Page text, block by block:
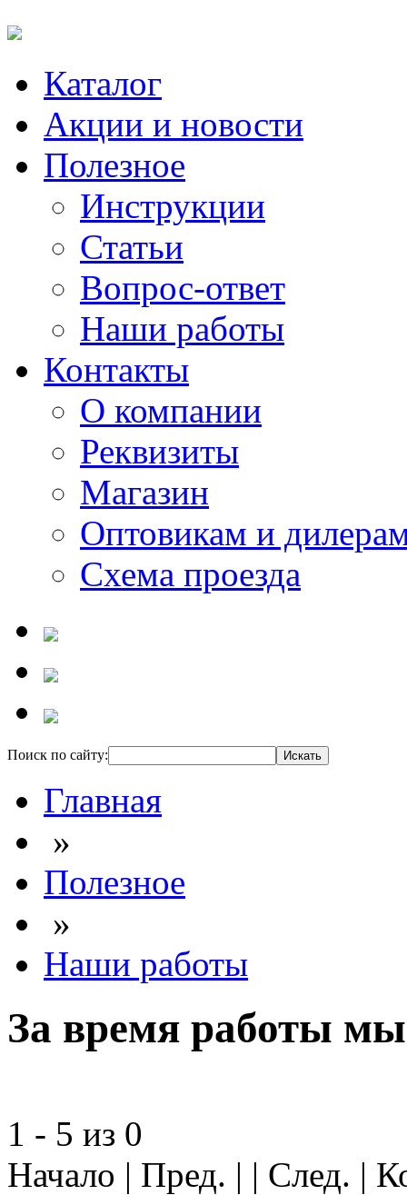
Каталог
Акции и новости
Полезное
Инструкции
Статьи
Вопрос-ответ
Наши работы
Контакты
О компании
Реквизиты
Магазин
Оптовикам и
Схема проезда
Поиск по сайту:
Главная
»
Полезное
»
Наши работы
За время работы
1 - 5 из 0
Начало | Пред. | | След. |